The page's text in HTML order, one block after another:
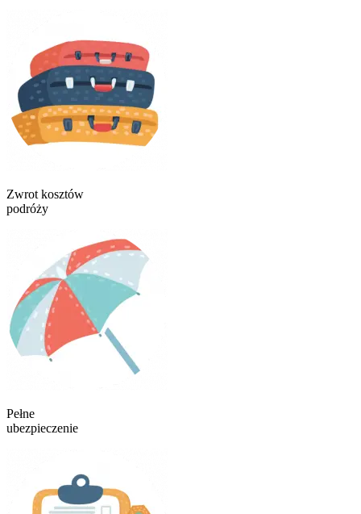
Zwrot kosztów
podróży
Pełne
ubezpieczenie